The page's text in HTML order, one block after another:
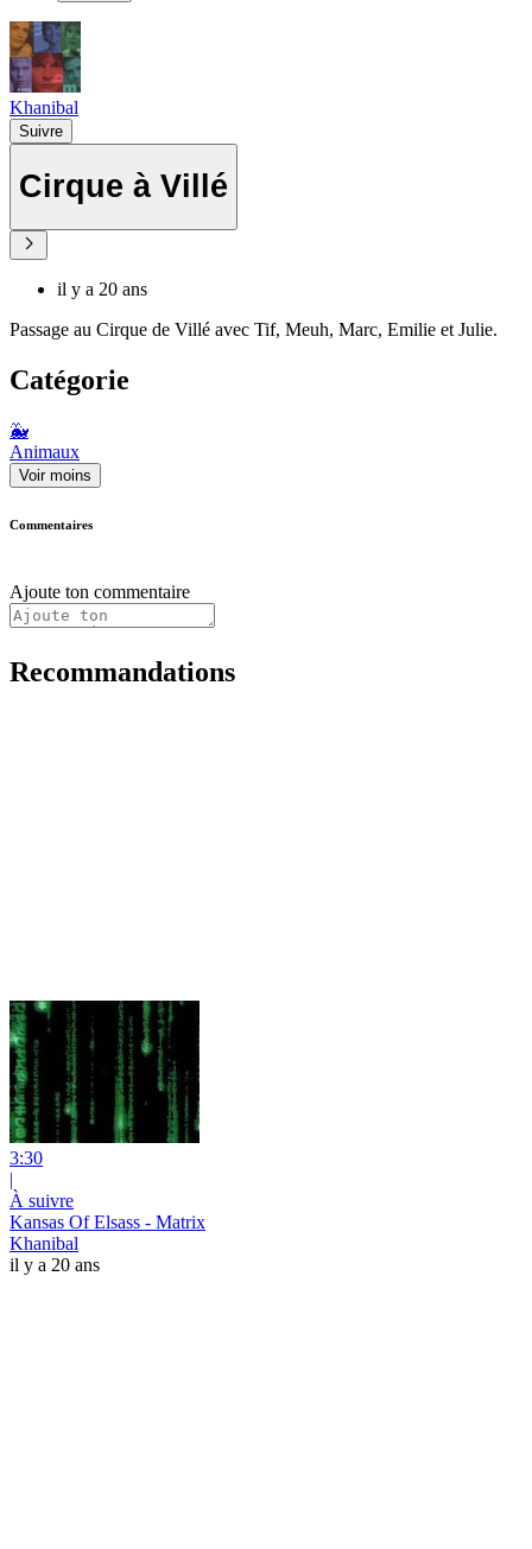
Khanibal
Suivre
Cirque à Villé
il y a 20 ans
Passage au Cirque de Villé avec Tif, Meuh, Marc, Emilie et Julie.
Catégorie
🐳
Animaux
Voir moins
Commentaires
Ajoute ton commentaire
Recommandations
3:30
|
À suivre
Kansas Of Elsass - Matrix
Khanibal
il y a 20 ans